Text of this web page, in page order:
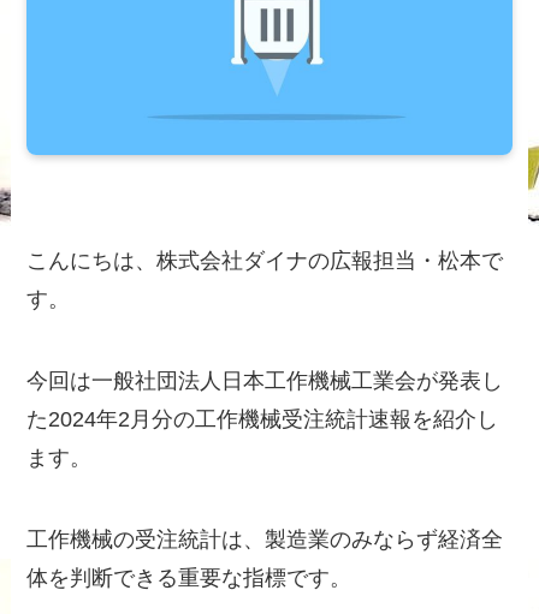
こんにちは、株式会社ダイナの広報担当・松本で
す。
今回は一般社団法人日本工作機械工業会が発表し
た2024年2月分の工作機械受注統計速報を紹介し
ます。
工作機械の受注統計は、製造業のみならず経済全
体を判断できる重要な指標です。